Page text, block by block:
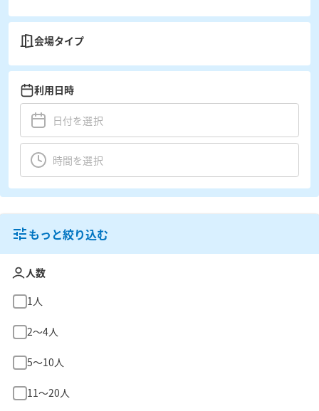
会場タイプ
利用日時
もっと絞り込む
人数
1人
2〜4人
5〜10人
11〜20人